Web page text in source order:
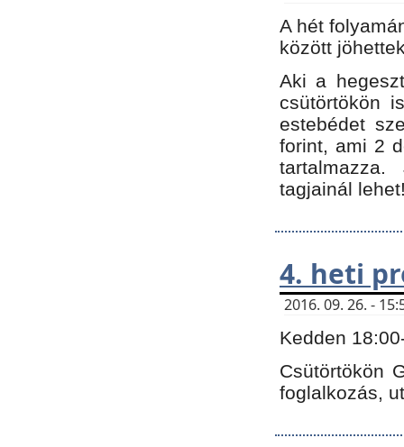
A hét
között
Aki a
csütörtökön
estebédet
forint, ami 2
tartalmazza.
tagjainál
4. heti
2016. 09. 26. -
Kedden
Csütörtökön
foglalkozás,